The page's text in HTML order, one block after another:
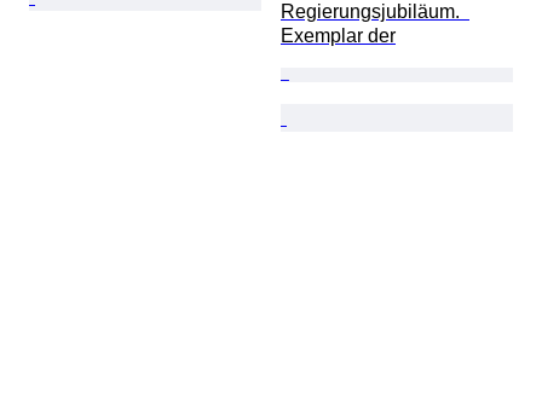
Regierungsjubiläum.
Exemplar der